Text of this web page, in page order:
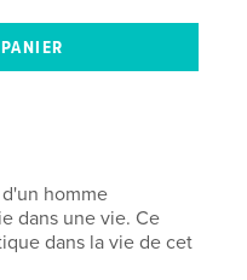
homme
dans une vie. Ce
dans la vie de cet